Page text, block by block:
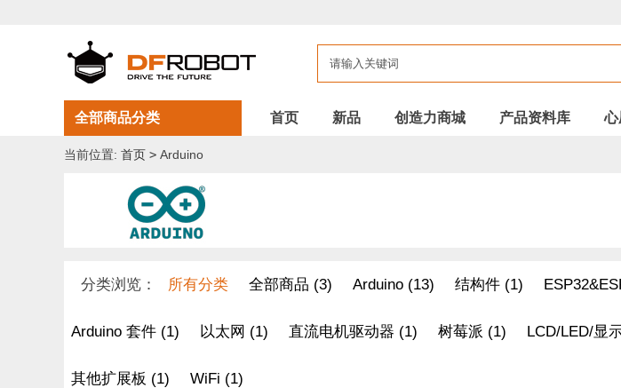
全部商品分类 首页 新品 创造力商城 产品资料库 心
当前位置: 首页 > Arduino
分类浏览： 所有分类 全部商品 (3) Arduino (13) 结构件 (1)
Arduino 套件 (1) 以太网 (1) 直流电机驱动器 (1) 树莓派 (1) LCD/LED/显
其他扩展板 (1) WiFi (1)